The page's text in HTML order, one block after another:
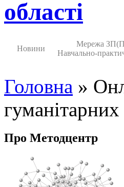
області
Новини
Мережа
Навчально-
Головна »
Про Методцентр